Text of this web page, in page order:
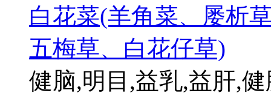
白花菜(羊角菜、屡析
五梅草、白花仔草)
健脑,明目,益乳,益肝,